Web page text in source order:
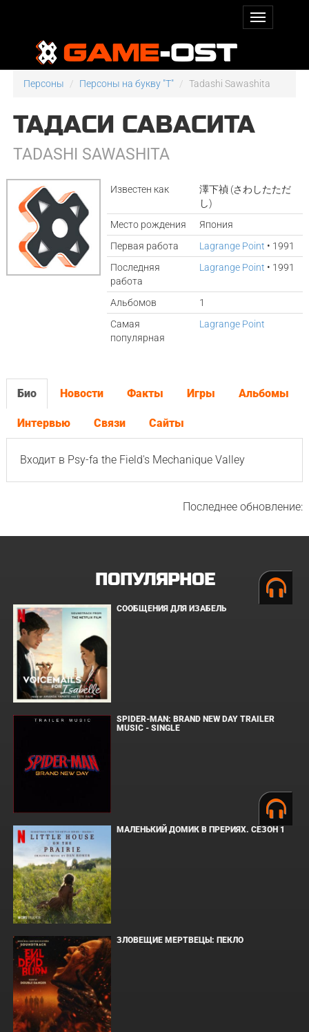
Персоны Персоны на букву "T" Tadashi Sawashita
ТАДАСИ САВАСИТА
TADASHI SAWASHITA
Известен как
澤下禎 (さわしたただ
し)
Место рождения
Япония
Первая работа
Lagrange Point • 1991
Последняя
работа
Lagrange Point • 1991
Альбомов
1
Самая
популярная
Lagrange Point
Био Новости Факты Игры Альбомы
Интервью Связи Сайты
Входит в Psy-fa the Field's Mechanique Valley
Последнее обновление:
ПОПУЛЯРНОЕ
СООБЩЕНИЯ ДЛЯ ИЗАБЕЛЬ
SPIDER-MAN: BRAND NEW DAY TRAILER
MUSIC - SINGLE
МАЛЕНЬКИЙ ДОМИК В ПРЕРИЯХ. СЕЗОН 1
ЗЛОВЕЩИЕ МЕРТВЕЦЫ: ПЕКЛО